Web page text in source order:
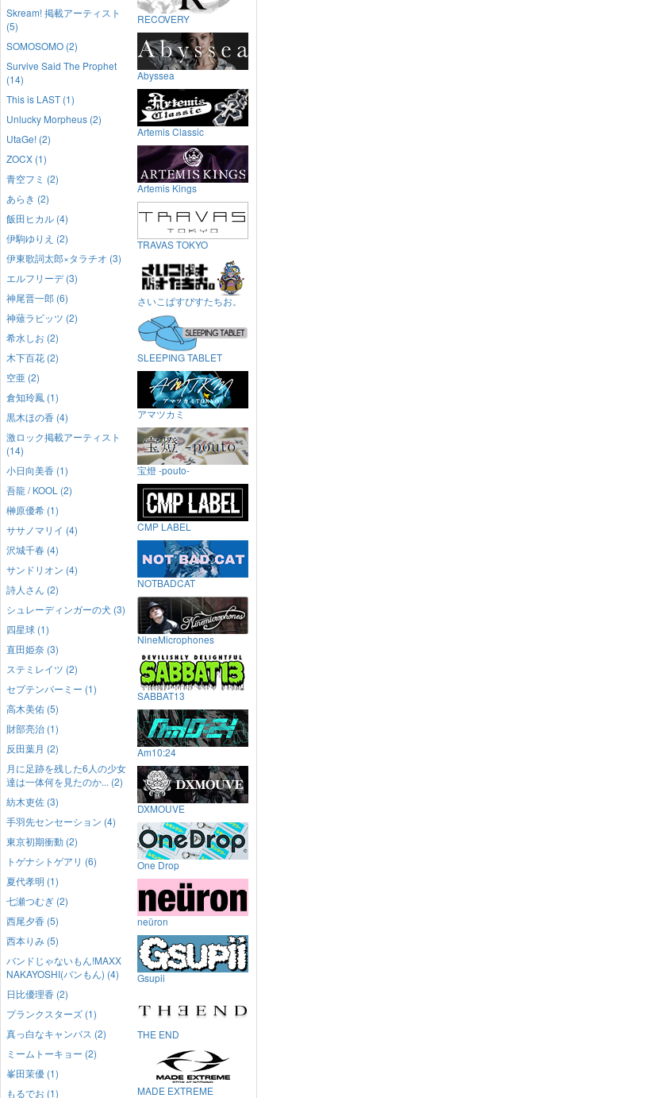
Skream! 掲載アーティスト
(5)
SOMOSOMO (2)
Survive Said The Prophet
(14)
This is LAST (1)
Unlucky Morpheus (2)
UtaGe! (2)
ZOCX (1)
青空フミ (2)
あらき (2)
飯田ヒカル (4)
伊駒ゆりえ (2)
伊東歌詞太郎×タラチオ (3)
エルフリーデ (3)
神尾晋一郎 (6)
神薙ラビッツ (2)
希水しお (2)
木下百花 (2)
空亜 (2)
倉知玲鳳 (1)
黒木ほの香 (4)
激ロック掲載アーティスト
(14)
小日向美香 (1)
吾龍 / KOOL (2)
榊原優希 (1)
ササノマリイ (4)
沢城千春 (4)
サンドリオン (4)
詩人さん (2)
シュレーディンガーの犬 (3)
四星球 (1)
直田姫奈 (3)
ステミレイツ (2)
セプテンバーミー (1)
高木美佑 (5)
財部亮治 (1)
反田葉月 (2)
月に足跡を残した6人の少女
達は一体何を見たのか... (2)
紡木吏佐 (3)
手羽先センセーション (4)
東京初期衝動 (2)
トゲナシトゲアリ (6)
夏代孝明 (1)
七瀬つむぎ (2)
西尾夕香 (5)
西本りみ (5)
バンドじゃないもん!MAXX
NAKAYOSHI(バンもん) (4)
日比優理香 (2)
プランクスターズ (1)
真っ白なキャンバス (2)
ミームトーキョー (2)
峯田茉優 (1)
もるでお (1)
RECOVERY
Abyssea
Artemis Classic
Artemis Kings
TRAVAS TOKYO
さいこぱすぴすたちお。
SLEEPING TABLET
アマツカミ
宝燈 -pouto-
CMP LABEL
NOTBADCAT
NineMicrophones
SABBAT13
Am10:24
DXMOUVE
One Drop
neüron
Gsupii
THE END
MADE EXTREME